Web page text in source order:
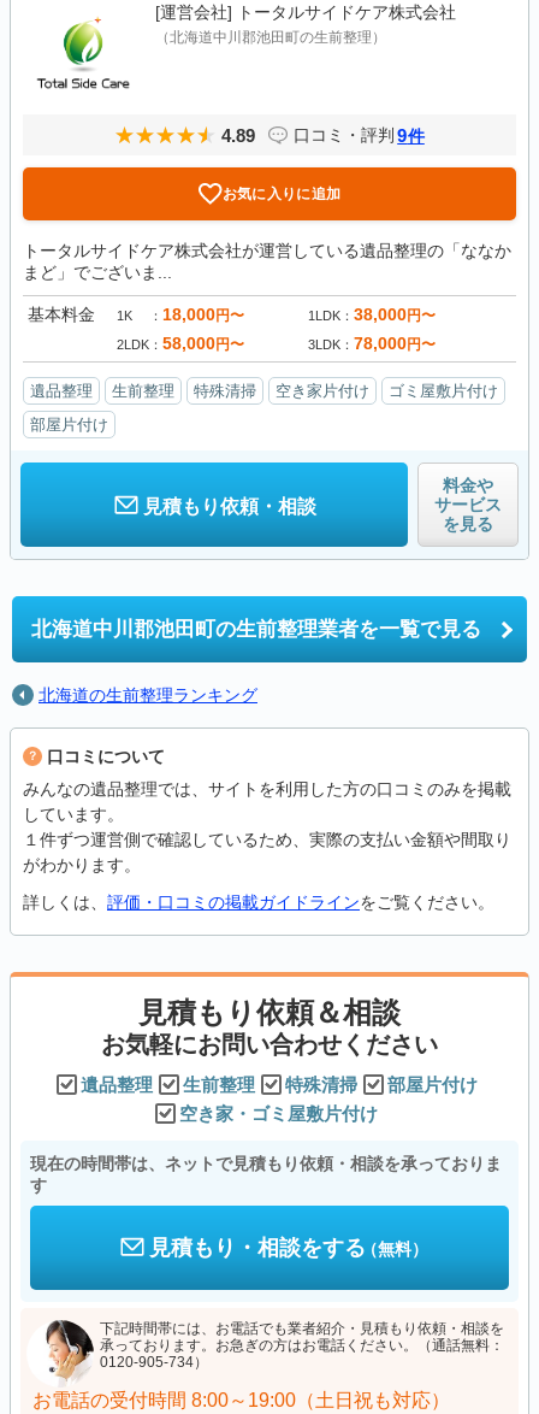
[運営会社] トータルサイドケア株式会社
（北海道中川郡池田町の生前整理）
4.89 口コミ・評判 9件
お気に入りに追加
トータルサイドケア株式会社が運営している遺品整理の「ななか
まど」でございま...
基本料金 1K 18,000円〜 1LDK 38,000円〜
2LDK 58,000円〜 3LDK 78,000円〜
遺品整理 生前整理 特殊清掃 空き家片付け
ゴミ屋敷片付け
部屋片付け
見積もり依頼・相談
料金や
サービス
を見る
北海道中川郡池田町の生前整理業者を一覧で見る
北海道の生前整理ランキング
口コミについて
みんなの遺品整理では、サイトを利用した方の口コミのみを掲載
しています。
１件ずつ運営側で確認しているため、実際の支払い金額や間取り
がわかります。
詳しくは、 評価・口コミの掲載ガイドラインをご覧ください。
見積もり依頼＆相談
お気軽にお問い合わせください
遺品整理 生前整理 特殊清掃
部屋片付け
空き家・ゴミ屋敷片付け
現在の時間帯は、ネットで見積もり依頼・相談を承っておりま
す
見積もり・相談をする（無料）
下記時間帯には、お電話でも業者紹介・見積もり依頼・相談を
承っております。お急ぎの方はお電話ください。（通話無料：
0120-905-734）
お電話の受付時間 8:00～19:00（土日祝も対応）